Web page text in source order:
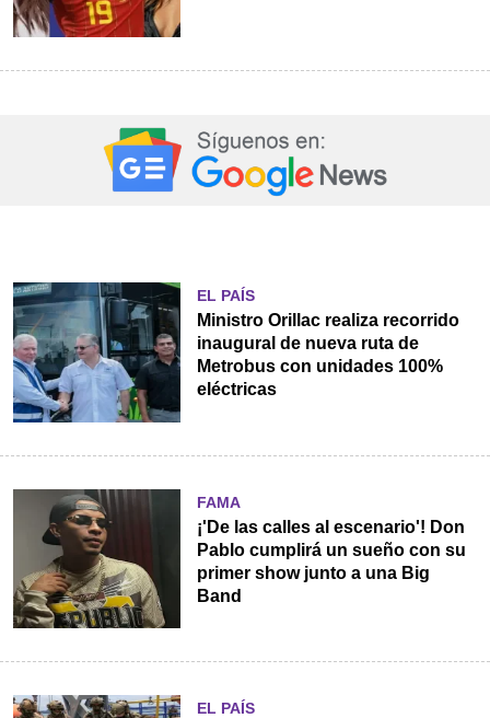
EL PAÍS
Ministro Orillac realiza recorrido
inaugural de nueva ruta de
Metrobus con unidades 100%
eléctricas
FAMA
¡'De las calles al escenario'! Don
Pablo cumplirá un sueño con su
primer show junto a una Big
Band
EL PAÍS